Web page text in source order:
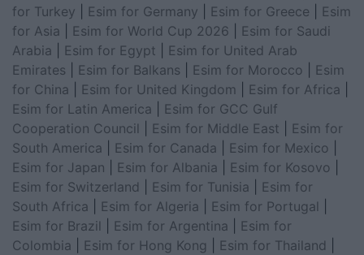
for Turkey
Esim for Germany Esim for Greece
Esim
for Asia
Esim for World Cup 2026
Esim for Saudi
Arabia
Esim for Egypt
Esim for United Arab
Emirates
Esim for Balkans Esim for Morocco
Esim
for China
Esim for United Kingdom Esim for Africa
Esim for Latin America
Esim for GCC Gulf
Cooperation Council
Esim for Middle East
Esim for
South America
Esim for Canada Esim for Mexico
Esim for Japan
Esim for Albania Esim for Kosovo
Esim for Switzerland
Esim for Tunisia
Esim for
South Africa
Esim for Algeria Esim for Portugal
Esim for Brazil
Esim for Argentina
Esim for
Colombia
Esim for Hong Kong Esim for Thailand